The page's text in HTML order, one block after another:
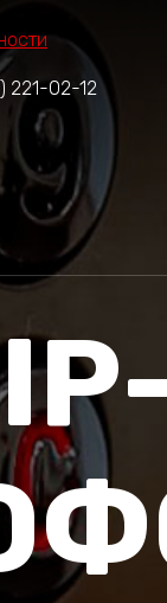
221-02-12